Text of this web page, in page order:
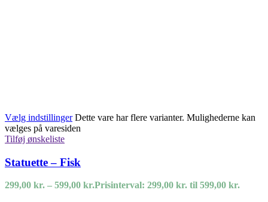
Vælg indstillinger Dette vare har flere varianter. Mulighederne kan
vælges på varesiden
Tilføj ønskeliste
Statuette – Fisk
299,00 kr. – 599,00 kr.Prisinterval: 299,00 kr. til 599,00 kr.